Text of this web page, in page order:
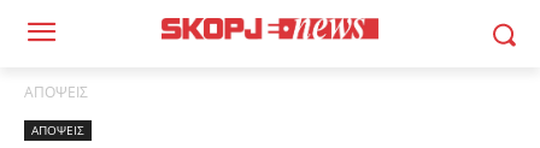
ΑΠΟΨΕΙΣ
ΑΠΟΨΕΙΣ